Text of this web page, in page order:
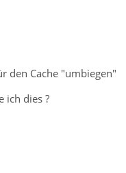
den Cache "umbiegen"
ich dies ?